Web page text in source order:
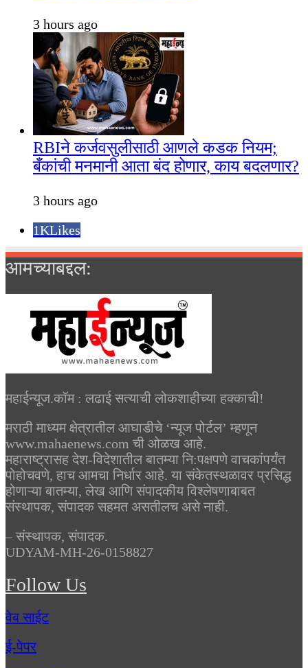
3 hours ago
RBIने कर्जवसुलीसाठी आणले कडक नियम;
बँकांची मनमानी आता बंद होणार, काय बदलणार?
3 hours ago
1KLikes
आमच्याबद्दल:
महाईन्यूज.कॉम : लढाई सत्याची लोकशाहीच्या हक्काची!
मराठी माध्यम क्षेत्रातील आघाडीचे ‘न्यूज पोर्टल’ म्हणून
www.mahaenews.com ची ओळख आहे.
महाराष्ट्रासह देश-विदेशातील बातम्या नि:पक्षपणे वाचकांपर्यंत
पोहोचवणे, हाच आमचा निर्धार आहे. या संकेतस्थळावर प्रसिद्ध
होणाऱ्या बातम्या, लेख आणि संपादकीय विश्लेषणाबाबत
संस्थापक, संपादक सहमत असतीलच असे नाही.
– संस्थापक, संपादक.
UDYAM-MH-26-0158827
Follow Us
वेब साईट
ई-पेपर